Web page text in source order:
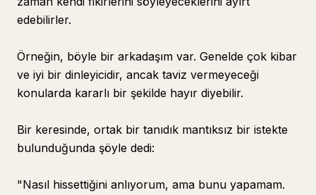
edebilirler.
Örneğin, böyle bir arkadaşım var. Genelde çok kibar
ve iyi bir dinleyicidir, ancak taviz vermeyeceği
konularda kararlı bir şekilde hayır diyebilir.
Bir keresinde, ortak bir tanıdık mantıksız bir istekte
bulunduğunda şöyle dedi:
"Nasıl hissettiğini anlıyorum, ama bunu yapamam.